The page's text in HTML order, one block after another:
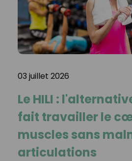
03 juillet 2026
Le HILI :
fait travailler le
muscles sans
articulations